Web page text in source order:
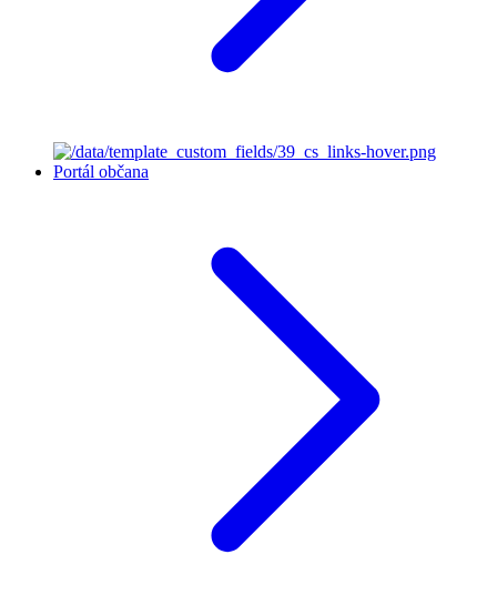
Portál občana